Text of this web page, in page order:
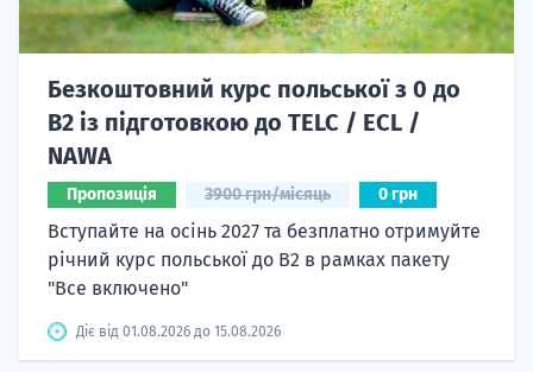
Безкоштовний курс польської з 0 до
B2 із підготовкою до TELC / ECL /
NAWA
Пропозиція 3900 грн/місяць 0 грн
Вступайте на осінь 2027 та безплатно отримуйте
річний курс польської до B2 в рамках пакету
"Все включено"
Діє від 01.08.2026 до 15.08.2026